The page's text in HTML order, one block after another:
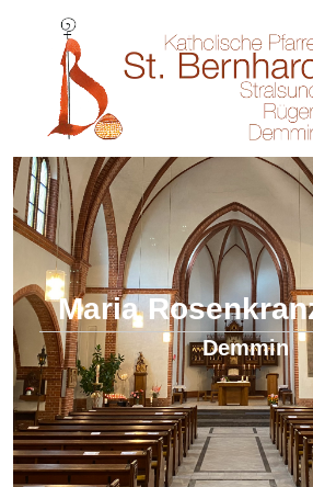
Zum Inhalt springen
Maria
Demmin